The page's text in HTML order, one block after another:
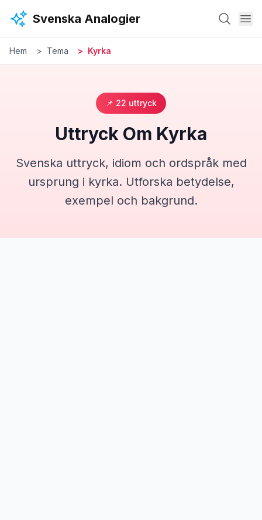
Svenska Analogier
Hem Tema Kyrka
📌 22 uttryck
Uttryck Om Kyrka
Svenska uttryck, idiom och ordspråk med
ursprung i kyrka. Utforska betydelse,
exempel och bakgrund.